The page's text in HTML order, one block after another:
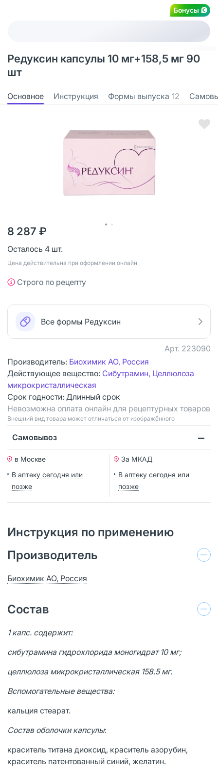
Бонусы
Редуксин капсулы 10 мг+158,5 мг 90
шт
Основное Инструкция Формы выпуска 12
8 287 ₽
Осталось 4 шт.
Цена действительна при оформлении онлайн
Строго по рецепту
Все формы Редуксин
Арт. 223090
Производитель: Биохимик АО, Россия
Действующее вещество: Сибутрамин, Целлюлоза
микрокристаллическая
Срок годности: Длинный срок
Невозможна оплата онлайн для рецептурных товаров
Bнешний вид товара может отличаться от изображённого
Самовывоз
в Москве
В аптеку сегодня или
позже
За МКАД
В аптеку сегодня или
позже
Инструкция по применению
Производитель
Биохимик АО, Россия
Состав
1 капс. содержит:
сибутрамина гидрохлорида моногидрат 10 мг;
целлюлоза микрокристаллическая 158.5 мг.
Вспомогательные вещества:
кальция стеарат.
Состав оболочки капсулы:
краситель титана диоксид, краситель азорубин,
краситель патентованный синий, желатин.